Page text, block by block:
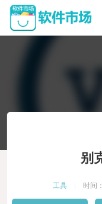
别
工具 时间